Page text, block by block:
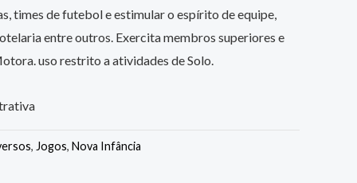
times de futebol e estimular o espírito de equipe,
entre outros. Exercita membros superiores e
uso restrito a atividades de Solo.
, Jogos, Nova Infância